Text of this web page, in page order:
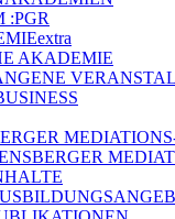
:PGR
AKADEMIE